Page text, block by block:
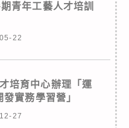
青年工藝人才培訓
22
培育中心辦理「運
實務學習營」
27